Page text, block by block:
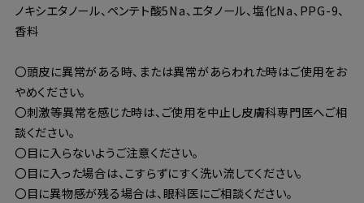
ノキシエタノール、ペンテト酸5Na、エタノール、塩化Na、PPG-9、
香料
〇頭皮に異常がある時、または異常があらわれた時はご使用をお
やめください。
〇刺激等異常を感じた時は、ご使用を中止し皮膚科専門医へご相
談ください。
〇目に入らないようご注意ください。
〇目に入った場合は、こすらずにすく洗い流してください。
〇目に異物感が残る場合は、眼科医にご相談ください。